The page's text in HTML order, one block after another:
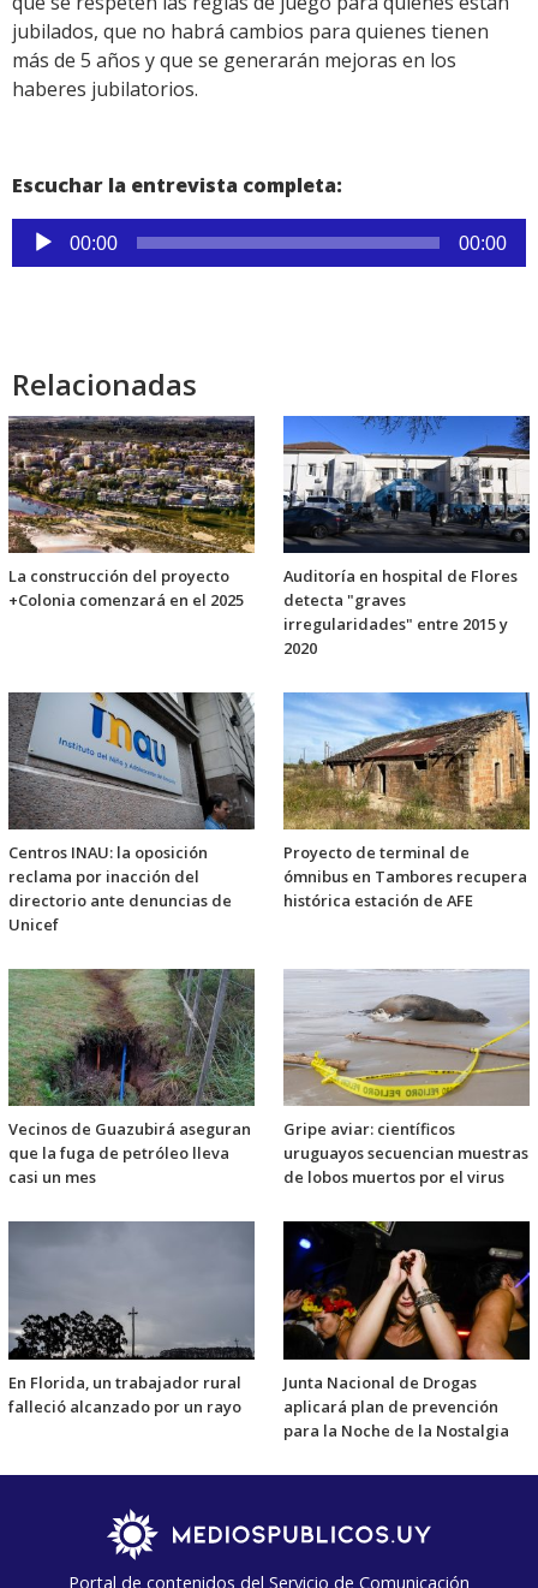
jubilados, que no habrá cambios para quienes tienen
más de 5 años y que se generarán mejoras en los
haberes jubilatorios.
Escuchar la entrevista completa:
Reproductor
de
00:00 00:00
Relacionadas
La construcción del proyecto
+Colonia comenzará en el 2025
Auditoría en hospital de Flores
detecta "graves
irregularidades" entre 2015 y
2020
Centros INAU: la oposición
reclama por inacción del
directorio ante denuncias de
Unicef
Proyecto de terminal de
ómnibus en Tambores recupera
histórica estación de AFE
Vecinos de Guazubirá aseguran
que la fuga de petróleo lleva
casi un mes
Gripe aviar: científicos
uruguayos secuencian muestras
de lobos muertos por el virus
En Florida, un trabajador rural
falleció alcanzado por un rayo
Junta Nacional de Drogas
aplicará plan de prevención
para la Noche de la Nostalgia
Portal de contenidos del Servicio de Comunicación